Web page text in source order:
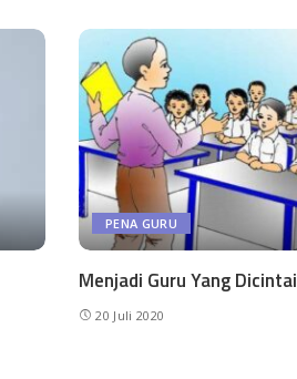
PENA GURU
Menjadi Guru Yang Dicintai
20 Juli 2020